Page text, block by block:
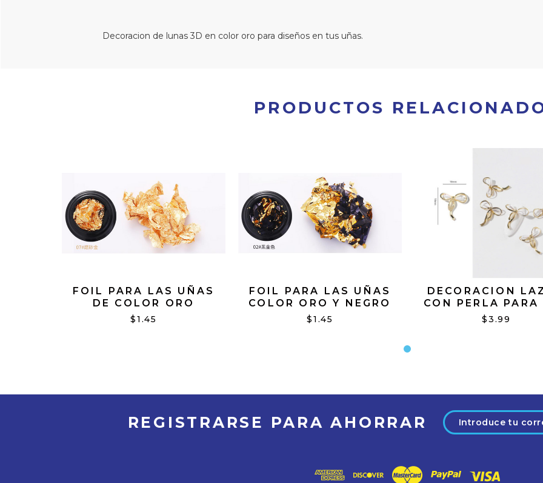
Decoracion de lunas 3D en color oro para diseños en tus uñas.
PRODUCTOS
FOIL PARA LAS UÑAS
DE COLOR ORO
$1.45
FOIL PARA LAS UÑAS
COLOR ORO Y NEGRO
$1.45
DECORACION
CON PERLA PARA
UÑAS
$3.99
REGISTRARSE PARA AHORRAR
Dirección
de